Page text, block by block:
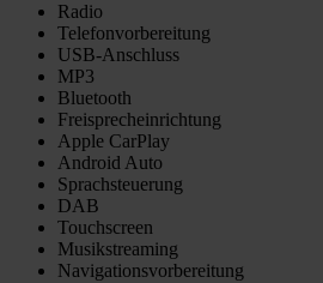
Radio
Telefonvorbereitung
USB-Anschluss
MP3
Bluetooth
Freisprecheinrichtung
Apple CarPlay
Android Auto
Sprachsteuerung
DAB
Touchscreen
Musikstreaming
Navigationsvorbereitung